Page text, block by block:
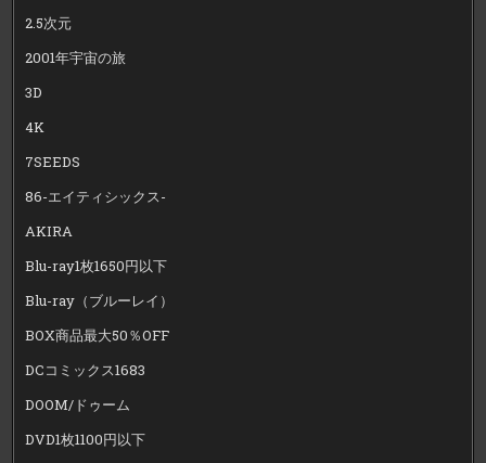
2.5次元
2001年宇宙の旅
3D
4K
7SEEDS
86-エイティシックス-
AKIRA
Blu-ray1枚1650円以下
Blu-ray（ブルーレイ）
BOX商品最大50％OFF
DCコミックス1683
DOOM/ドゥーム
DVD1枚1100円以下